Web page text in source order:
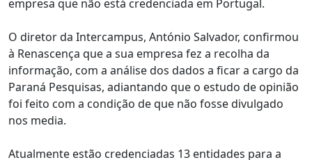
empresa que não está credenciada em Portugal.
O diretor da Intercampus, António Salvador, confirmou
à Renascença que a sua empresa fez a recolha da
informação, com a análise dos dados a ficar a cargo da
Paraná Pesquisas, adiantando que o estudo de opinião
foi feito com a condição de que não fosse divulgado
nos media.
Atualmente estão credenciadas 13 entidades para a